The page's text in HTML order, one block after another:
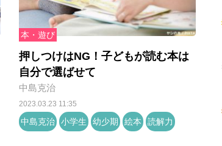
本・遊び
押しつけはNG！子どもが読む本は
自分で選ばせて
中島克治
2023.03.23 11:35
中島克治 小学生 幼少期 絵本 読解力